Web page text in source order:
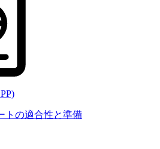
トの適合性と準備